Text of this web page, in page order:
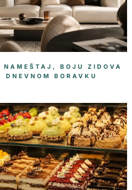
BOJU ZIDOVA
BORAVKU